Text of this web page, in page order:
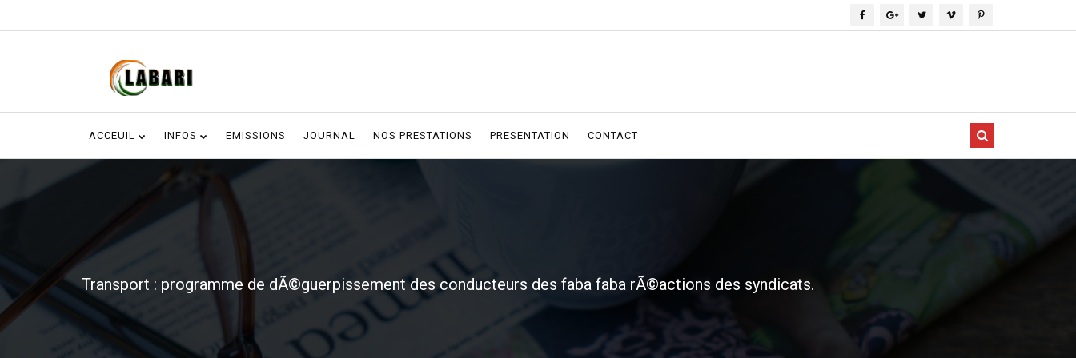
ACCEUIL INFOS EMISSIONS JOURNAL NOS PRESTATIONS PRESENTATION CONTACT
Transport : programme de dÃ©guerpissement des conducteurs des faba faba rÃ©actions des syndicats.